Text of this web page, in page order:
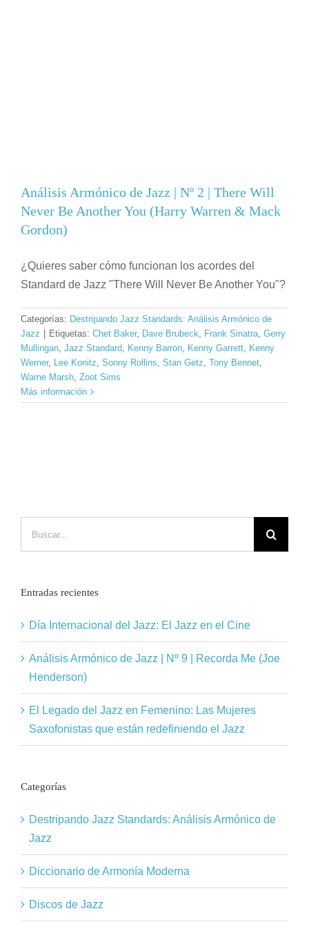
Análisis Armónico de Jazz | Nº 2 | There Will
Never Be Another You (Harry Warren & Mack
Gordon)
¿Quieres saber cómo funcionan los acordes del
Standard de Jazz "There Will Never Be Another You"?
Categorías: Destripando Jazz Standards: Análisis Armónico de
Jazz
Etiquetas: Chet Baker, Dave Brubeck, Frank Sinatra, Gerry
Mullingan, Jazz Standard, Kenny Barron, Kenny Garrett, Kenny
Werner, Lee Konitz, Sonny Rollins, Stan Getz, Tony Bennet,
Warne Marsh, Zoot Sims
Más información
Entradas recientes
Día Internacional del Jazz: El Jazz en el Cine
Análisis Armónico de Jazz | Nº 9 | Recorda Me (Joe
Henderson)
El Legado del Jazz en Femenino: Las Mujeres
Saxofonistas que están redefiniendo el Jazz
Categorías
Destripando Jazz Standards: Análisis Armónico de
Jazz
Diccionario de Armonía Moderna
Discos de Jazz